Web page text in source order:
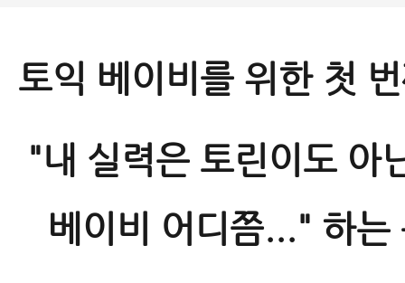
토익 베이비를 위한 첫
"내 실력은 토린이도 아
베이비 어디쯤..." 하